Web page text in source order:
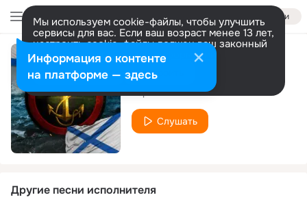
Войти
Мы используем cookie-файлы, чтобы улучшить
сервисы для вас. Если ваш возраст менее 13 лет,
настроить cookie-файлы должен ваш законный
представитель. Больше информации
Разрешить все Настроить
После нас
Yopt
Слушать
Другие песни исполнителя
Информация о контенте
на платформе — здесь